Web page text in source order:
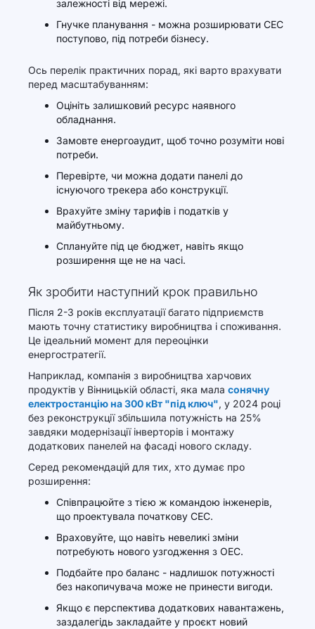
залежності від мережі.
Гнучке планування - можна розширювати СЕС
поступово, під потреби бізнесу.
Ось перелік практичних порад, які варто врахувати
перед масштабуванням:
Оцініть залишковий ресурс наявного
обладнання.
Замовте енергоаудит, щоб точно розуміти нові
потреби.
Перевірте, чи можна додати панелі до
існуючого трекера або конструкції.
Врахуйте зміну тарифів і податків у
майбутньому.
Сплануйте під це бюджет, навіть якщо
розширення ще не на часі.
Як зробити наступний крок правильно
Після 2-3 років експлуатації багато підприємств
мають точну статистику виробництва і споживання.
Це ідеальний момент для переоцінки
енергостратегії.
Наприклад, компанія з виробництва харчових
продуктів у Вінницькій області, яка мала сонячну
електростанцію на 300 кВт "під ключ", у 2024 році
без реконструкції збільшила потужність на 25%
завдяки модернізації інверторів і монтажу
додаткових панелей на фасаді нового складу.
Серед рекомендацій для тих, хто думає про
розширення:
Співпрацюйте з тією ж командою інженерів,
що проектувала початкову СЕС.
Враховуйте, що навіть невеликі зміни
потребують нового узгодження з ОЕС.
Подбайте про баланс - надлишок потужності
без накопичувача може не принести вигоди.
Якщо є перспектива додаткових навантажень,
заздалегідь закладайте у проєкт новий